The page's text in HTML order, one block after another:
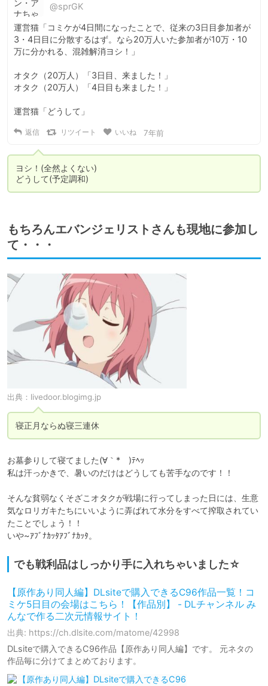
@sprGK
運営猫「コミケが4日間になったことで、従来の3日目参加者が
3・4日目に分散するはず。なら20万人いた参加者が10万・10
万に分かれる、混雑解消ヨシ！」
オタク（20万人）「3日目、来ました！」
オタク（20万人）「4日目も来ました！」
運営猫「どうして」
返信 リツイート いいね 7年前
ヨシ！(全然よくない)
どうして(予定調和)
もちろんエバンジェリストさんも現地に参加し
て・・・
出典： livedoor.blogimg.jp
寝正月ならぬ寝三連休
お墓参りして寝てました(∀｀*ゞ)ﾃﾍｯ
私は汗っかきで、暑いのだけはどうしても苦手なのです！！
そんな貧弱なくそざこオタクが戦場に行ってしまった日には、生意
気なロリガキたちにいいように弄ばれて水分をすべて搾取されてい
たことでしょう！！
いや~ｱﾌﾞﾅｶｯﾀｱﾌﾞﾅｶｯﾀ。
でも戦利品はしっかり手に入れちゃいました☆
【原作あり同人編】DLsiteで購入できるC96作品一覧！コ
ミケ5日目の会場はこちら！【作品別】 - DLチャンネル み
んなで作る二次元情報サイト！
出典: https://ch.dlsite.com/matome/42998
DLsiteで購入できるC96作品【原作あり同人編】です。 元ネタの
作品毎に分けてまとめております。